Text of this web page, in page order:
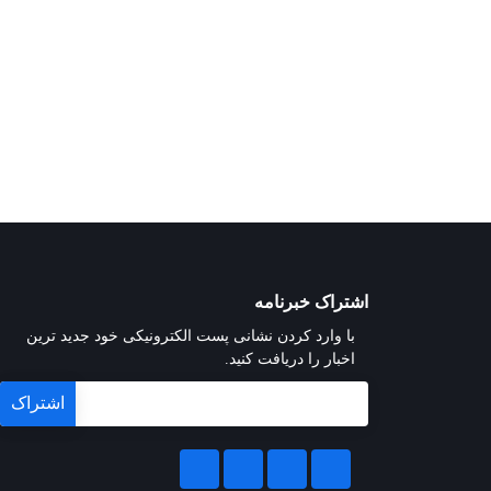
اشتراک خبرنامه
با وارد کردن نشانی پست الکترونیکی خود جدید ترین
اخبار را دریافت کنید.